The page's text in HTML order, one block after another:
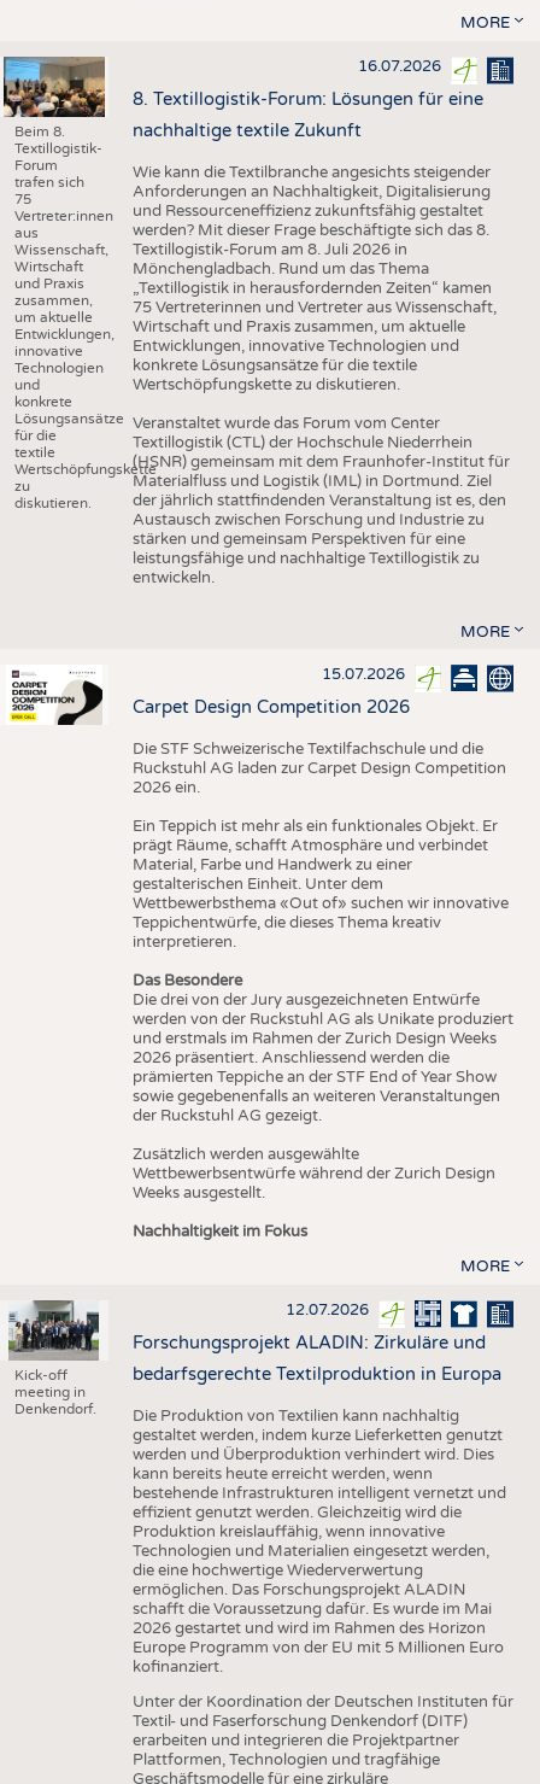
MORE
Beim 8.
Textillogistik-
Forum
trafen sich
75
Vertreter:innen
aus
Wissenschaft,
Wirtschaft
und Praxis
zusammen,
um aktuelle
Entwicklungen,
innovative
Technologien
und
konkrete
Lösungsansätze
für die
textile
Wertschöpfungskette
zu
diskutieren.
16.07.2026
8. Textillogistik-Forum: Lösungen für eine
nachhaltige textile Zukunft
Wie kann die Textilbranche angesichts steigender
Anforderungen an Nachhaltigkeit, Digitalisierung
und Ressourceneffizienz zukunftsfähig gestaltet
werden? Mit dieser Frage beschäftigte sich das 8.
Textillogistik-Forum am 8. Juli 2026 in
Mönchengladbach. Rund um das Thema
„Textillogistik in herausfordernden Zeiten“ kamen
75 Vertreterinnen und Vertreter aus Wissenschaft,
Wirtschaft und Praxis zusammen, um aktuelle
Entwicklungen, innovative Technologien und
konkrete Lösungsansätze für die textile
Wertschöpfungskette zu diskutieren.
Veranstaltet wurde das Forum vom Center
Textillogistik (CTL) der Hochschule Niederrhein
(HSNR) gemeinsam mit dem Fraunhofer-Institut für
Materialfluss und Logistik (IML) in Dortmund. Ziel
der jährlich stattfindenden Veranstaltung ist es, den
Austausch zwischen Forschung und Industrie zu
stärken und gemeinsam Perspektiven für eine
leistungsfähige und nachhaltige Textillogistik zu
entwickeln.
MORE
15.07.2026
Carpet Design Competition 2026
Die STF Schweizerische Textilfachschule und die
Ruckstuhl AG laden zur Carpet Design Competition
2026 ein.
Ein Teppich ist mehr als ein funktionales Objekt. Er
prägt Räume, schafft Atmosphäre und verbindet
Material, Farbe und Handwerk zu einer
gestalterischen Einheit. Unter dem
Wettbewerbsthema «Out of» suchen wir innovative
Teppichentwürfe, die dieses Thema kreativ
interpretieren.
Das Besondere
Die drei von der Jury ausgezeichneten Entwürfe
werden von der Ruckstuhl AG als Unikate produziert
und erstmals im Rahmen der Zurich Design Weeks
2026 präsentiert. Anschliessend werden die
prämierten Teppiche an der STF End of Year Show
sowie gegebenenfalls an weiteren Veranstaltungen
der Ruckstuhl AG gezeigt.
Zusätzlich werden ausgewählte
Wettbewerbsentwürfe während der Zurich Design
Weeks ausgestellt.
Nachhaltigkeit im Fokus
MORE
Kick-off
meeting in
Denkendorf.
12.07.2026
Forschungsprojekt ALADIN: Zirkuläre und
bedarfsgerechte Textilproduktion in Europa
Die Produktion von Textilien kann nachhaltig
gestaltet werden, indem kurze Lieferketten genutzt
werden und Überproduktion verhindert wird. Dies
kann bereits heute erreicht werden, wenn
bestehende Infrastrukturen intelligent vernetzt und
effizient genutzt werden. Gleichzeitig wird die
Produktion kreislauffähig, wenn innovative
Technologien und Materialien eingesetzt werden,
die eine hochwertige Wiederverwertung
ermöglichen. Das Forschungsprojekt ALADIN
schafft die Voraussetzung dafür. Es wurde im Mai
2026 gestartet und wird im Rahmen des Horizon
Europe Programm von der EU mit 5 Millionen Euro
kofinanziert.
Unter der Koordination der Deutschen Instituten für
Textil- und Faserforschung Denkendorf (DITF)
erarbeiten und integrieren die Projektpartner
Plattformen, Technologien und tragfähige
Geschäftsmodelle für eine zirkuläre